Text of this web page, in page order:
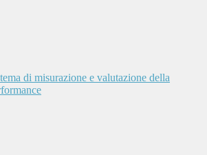
di misurazione e valutazione della